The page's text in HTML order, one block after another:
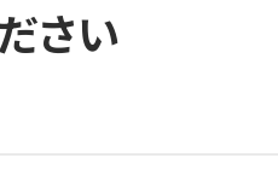
さい